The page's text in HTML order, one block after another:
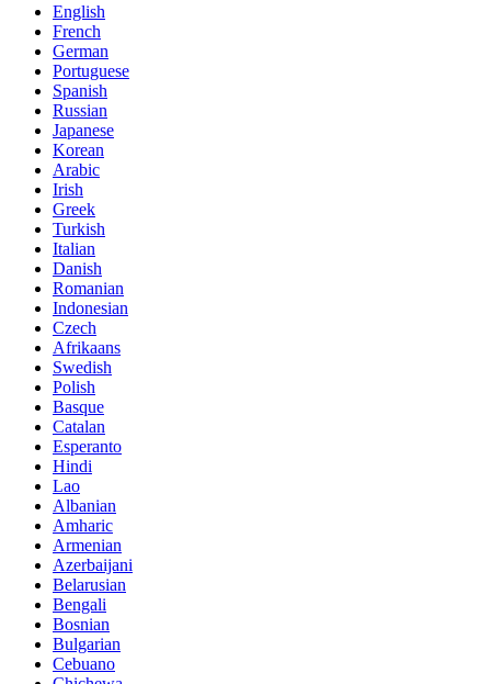
English
French
German
Portuguese
Spanish
Russian
Japanese
Korean
Arabic
Irish
Greek
Turkish
Italian
Danish
Romanian
Indonesian
Czech
Afrikaans
Swedish
Polish
Basque
Catalan
Esperanto
Hindi
Lao
Albanian
Amharic
Armenian
Azerbaijani
Belarusian
Bengali
Bosnian
Bulgarian
Cebuano